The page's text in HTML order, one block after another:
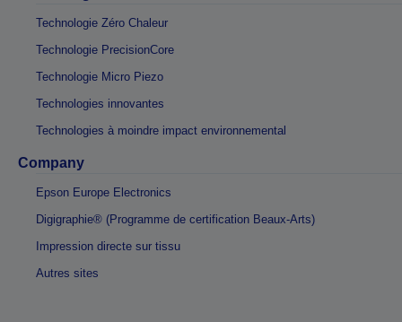
Technologie Zéro Chaleur
Technologie PrecisionCore
Technologie Micro Piezo
Technologies innovantes
Technologies à moindre impact environnemental
Company
Epson Europe Electronics
Digigraphie® (Programme de certification Beaux-Arts)
Impression directe sur tissu
Autres sites